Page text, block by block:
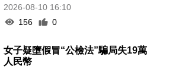
2026-08-10 16:10
156
0
女子疑墮假冒“公檢法”騙局失19萬
人民幣